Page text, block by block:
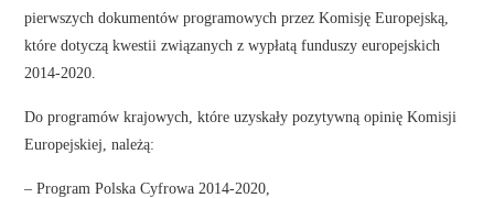
pierwszych dokumentów programowych przez Komisję Europejską,
które dotyczą kwestii związanych z wypłatą funduszy europejskich
2014-2020.
Do programów krajowych, które uzyskały pozytywną opinię Komisji
Europejskiej, należą:
– Program Polska Cyfrowa 2014-2020,